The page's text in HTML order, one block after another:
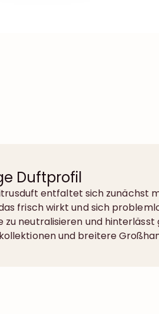
Duftprofil
entfaltet sich zunächst
frisch wirkt und sich
zu neutralisieren und
und breitere